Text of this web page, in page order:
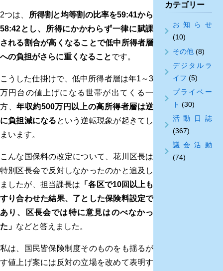
2つは、 所得割と均等割の比率を59:41から
58:42とし、所得にかかわらず一律に賦課
される割合が高くなることで低中所得者層
への負担がさらに重くなることです。
こうした仕掛けで、低中所得者層は年1～3
万円台の値上げになる世帯が出てくる一
方、年収約500万円以上の高所得者層は逆
に負担減になる という逆転現象が起きてし
まいます。
こんな国保料の改定について、花川区長は
特別区長会で反対しなかったのかと追及し
ましたが、担当課長は 「各区で10回以上も
すり合わせた結果、了とした保険料設定で
あり、区長会では特に意見はのべなかっ
た」 などと答えました。
私は、国民皆保険制度そのものをも揺るが
す値上げ案には反対の立場を改めて表明す
カテゴリー
お知らせ
(10)
その他(8)
デジタルラ
イフ (5)
プライベー
ト (30)
活動日誌
(367)
議会活動
(74)